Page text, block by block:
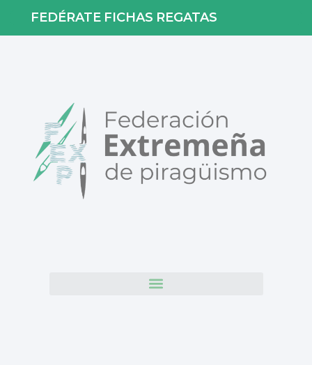
FEDÉRATE FICHAS REGATAS